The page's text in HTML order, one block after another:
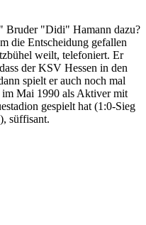
Bruder "Didi" Hamann dazu?
die Entscheidung gefallen
weilt, telefoniert. Er
der KSV Hessen in den
spielt er auch noch mal
Mai 1990 als Aktiver mit
gespielt hat (1:0-Sieg
süffisant.